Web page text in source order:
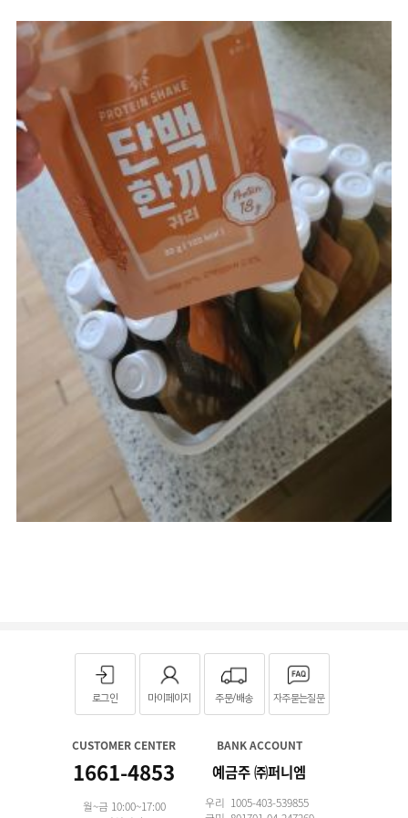
로그인 마이페이지 주문/배송 자주묻는질문
CUSTOMER CENTER
1661-4853
월~금 10:00~17:00
BANK ACCOUNT
예금주 ㈜퍼니엠
우리 1005-403-539855